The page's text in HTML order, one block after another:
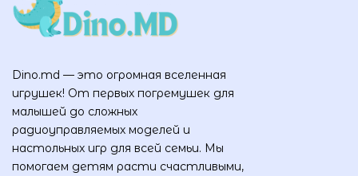
Dino.md — это огромная вселенная
игрушек! От первых погремушек для
малышей до сложных
радиоуправляемых моделей и
настольных игр для всей семьи. Мы
помогаем детям расти счастливыми,